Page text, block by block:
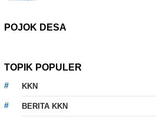
POJOK DESA
TOPIK POPULER
KKN
BERITA KKN